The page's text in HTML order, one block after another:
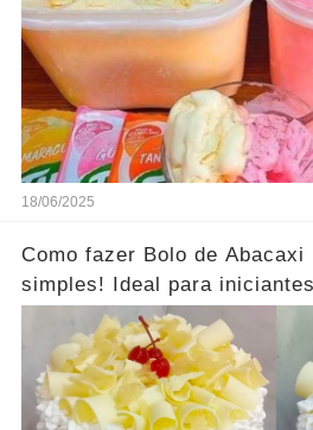
18/06/2025
Como fazer Bolo de Abacaxi
simples! Ideal para